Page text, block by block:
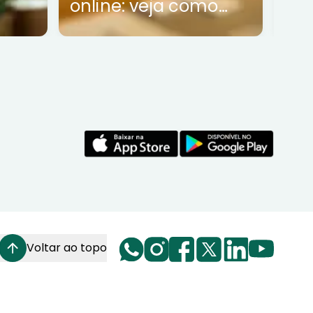
online: veja como
funciona
Voltar ao topo